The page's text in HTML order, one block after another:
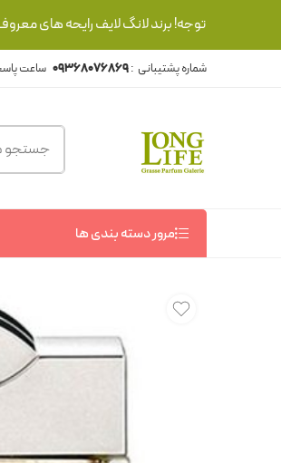
توجه! برند لانگ لایف رایحه های
شماره پشتیبانی :09368076869
مرور دسته بندی ها